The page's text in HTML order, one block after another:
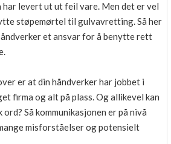
levert ut ut feil vare. Men det er vel
støpemørtel til gulvavretting. Så her
et ansvar for å benytte rett
er at din håndverker har jobbet i
firma og alt på plass. Og allikevel kan
Så kommunikasjonen er på nivå
misforståelser og potensielt